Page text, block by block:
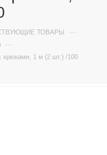
ТОВАРЫ —
—
крюками, 1 м (2 шт.) /100